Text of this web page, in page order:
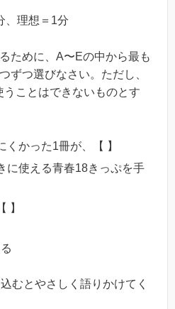
、理想＝1分
ために、A〜Eの中から最も
ずつ選びなさい。ただし、
ことはできないものとす
かった1冊が、【 】
に使える青春18きっぷを手
】
むとやさしく語りかけてく